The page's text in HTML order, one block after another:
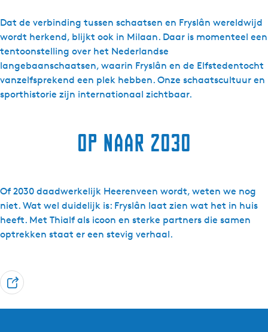
Dat de verbinding tussen schaatsen en Fryslân wereldwijd
wordt herkend, blijkt ook in Milaan. Daar is momenteel een
tentoonstelling over het Nederlandse
langebaanschaatsen, waarin Fryslân en de Elfstedentocht
vanzelfsprekend een plek hebben. Onze schaatscultuur en
sporthistorie zijn internationaal zichtbaar.
Op naar 2030
Of 2030 daadwerkelijk Heerenveen wordt, weten we nog
niet. Wat wel duidelijk is: Fryslân laat zien wat het in huis
heeft. Met Thialf als icoon en sterke partners die samen
optrekken staat er een stevig verhaal.
D